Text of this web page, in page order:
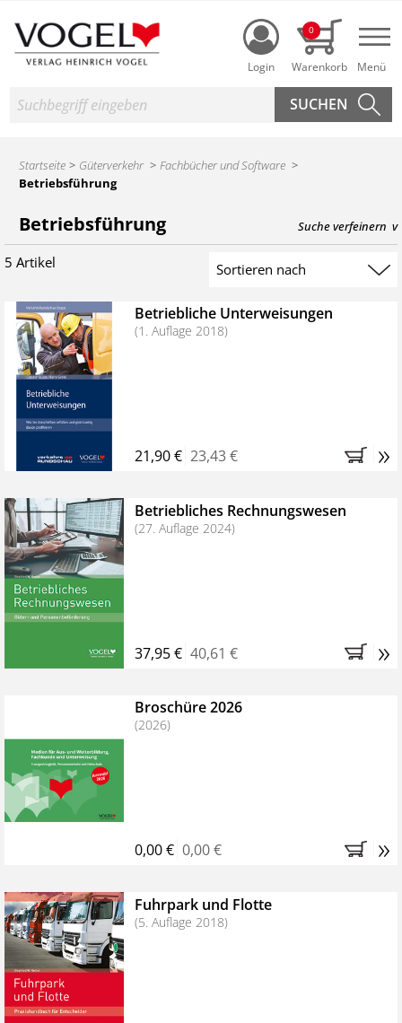
Login
0
Suche
Startseite Güterverkehr
Fachbücher und Software
Betriebsführung
Produktsuche des Heinrich Vogel Shop
Betriebsführung Suche verfeinern
5 Artikel Suchergebnis sortieren
Betriebliche Unterweisungen
(1. Auflage 2018)
21,90 € 23,43 € »
Betriebliches Rechnungswesen
(27. Auflage 2024)
37,95 € 40,61 € »
Broschüre 2026
(2026)
0,00 € 0,00 € »
Fuhrpark und Flotte
(5. Auflage 2018)